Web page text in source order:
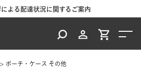
よる配達状況に関するご案内
ポーチ・ケース その他